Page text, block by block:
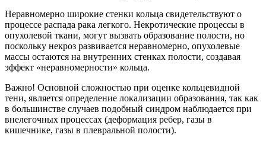
Неравномерно широкие стенки кольца свидетельствуют о
процессе распада рака легкого. Некротические процессы в
опухолевой ткани, могут вызвать образование полости, но
поскольку некроз развивается неравномерно, опухолевые
массы остаются на внутренних стенках полости, создавая
эффект «неравномерности» кольца.
Важно! Основной сложностью при оценке кольцевидной
тени, является определение локализации образования, так как
в большинстве случаев подобный синдром наблюдается при
внелегочных процессах (деформация ребер, газы в
кишечнике, газы в плевральной полости).